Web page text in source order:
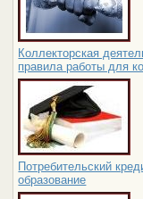
Коллекторская
правила работы для
Потребительский
образование